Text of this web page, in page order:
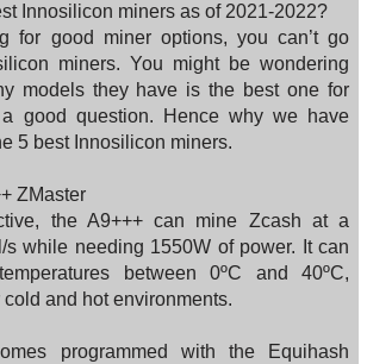
Innosilicon miners as of 2021-2022?
for good miner options, you can’t go
miners. You might be wondering
models they have is the best one for
good question. Hence why we have
5 best Innosilicon miners.
ZMaster
the A9+++ can mine Zcash at a
s while needing 1550W of power. It can
between 0ºC and 40ºC,
and hot environments.
programmed with the Equihash